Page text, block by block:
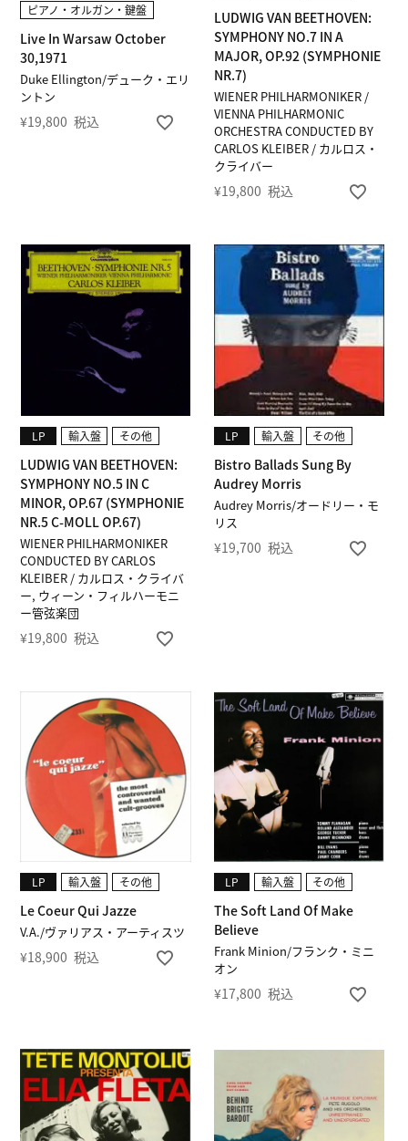
Duke Ellington/デューク・エリ
ントン
Live In Warsaw October
30,1971
ピアノ・オルガン・鍵盤
¥19,800 税込
WIENER PHILHARMONIKER /
VIENNA PHILHARMONIC
ORCHESTRA CONDUCTED BY
CARLOS KLEIBER / カルロス・
クライバー
LUDWIG VAN BEETHOVEN:
SYMPHONY NO.7 IN A
MAJOR, OP.92 (SYMPHONIE
NR.7)
¥19,800 税込
WIENER PHILHARMONIKER
CONDUCTED BY CARLOS
KLEIBER / カルロス・クライバ
ー, ウィーン・フィルハーモニ
ー管弦楽団
LUDWIG VAN BEETHOVEN:
SYMPHONY NO.5 IN C
MINOR, OP.67 (SYMPHONIE
NR.5 C-MOLL OP.67)
LP 輸入盤 その他
¥19,800 税込
Audrey Morris/オードリー・モ
リス
Bistro Ballads Sung By
Audrey Morris
LP 輸入盤 その他
¥19,700 税込
V.A./ヴァリアス・アーティスツ
Le Coeur Qui Jazze
LP 輸入盤 その他
¥18,900 税込
Frank Minion/フランク・ミニ
オン
The Soft Land Of Make
Believe
LP 輸入盤 その他
¥17,800 税込